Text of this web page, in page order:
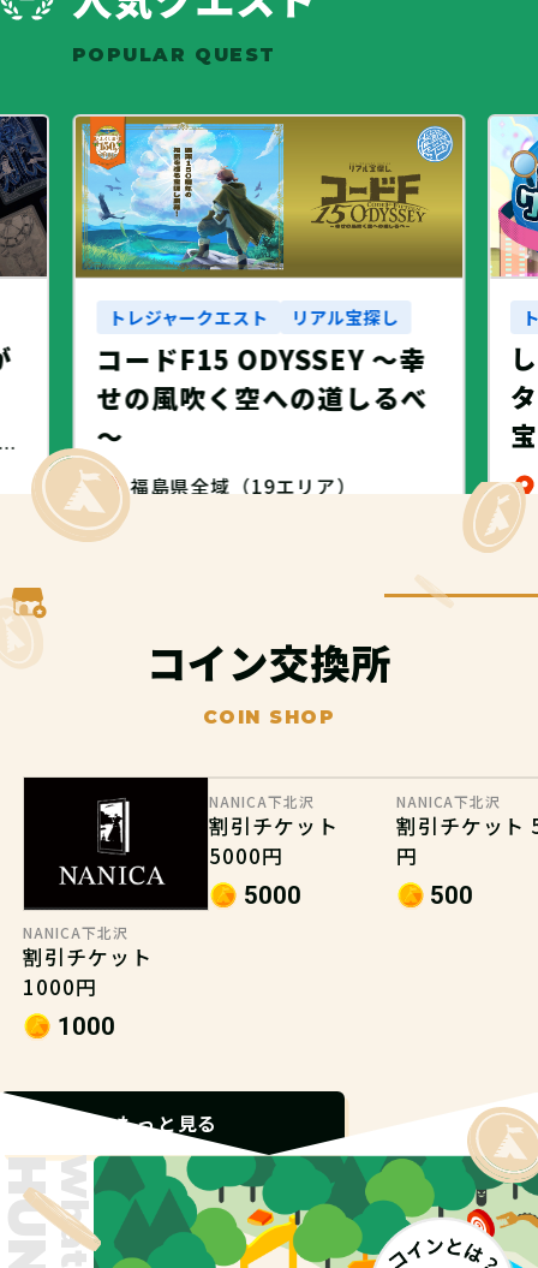
POPULAR QUEST
・NANICA -NAGOYA-
トレジャークエスト リアル宝探し
コードF15 ODYSSEY ～幸
せの風吹く空への道しるべ
～
福島県全域（19エリア）
宝
コイン交換所
COIN SHOP
NANICA下北沢
割引チケット
1000円
1000
NANICA下北沢
割引チケット
5000円
5000
NANICA下北沢
割引チケット
円
500
もっと見る
What is